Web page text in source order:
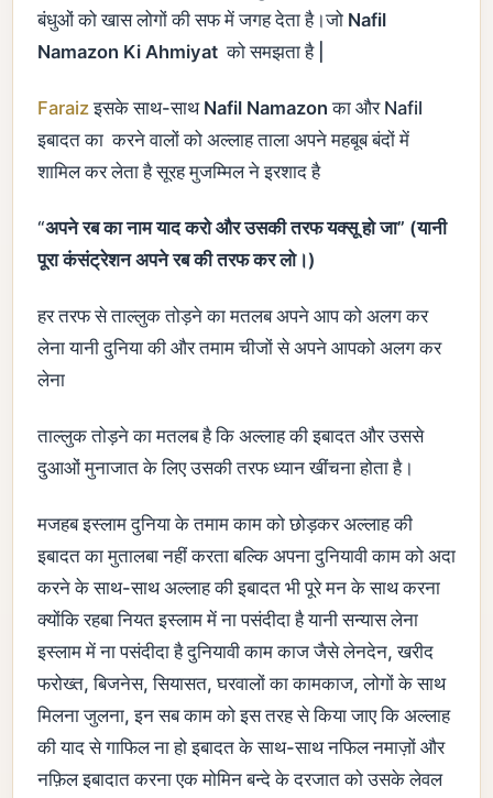
बंधुओं को खास लोगों की सफ में जगह देता है।जो Nafil
Namazon Ki Ahmiyatको समझता है |
Faraiz इसके साथ-साथ Nafil Namazon का और Nafil
इबादत का करने वालों को अल्लाह ताला अपने महबूब बंदों में
शामिल कर लेता है सूरह मुजम्मिल ने इरशाद है
“अपने रब का नाम याद करो और उसकी तरफ यक्सू हो जा” (यानी
पूरा कंसंट्रेशन अपने रब की तरफ कर लो।)
हर तरफ से ताल्लुक तोड़ने का मतलब अपने आप को अलग कर
लेना यानी दुनिया की और तमाम चीजों से अपने आपको अलग कर
लेना
ताल्लुक तोड़ने का मतलब है कि अल्लाह की इबादत और उससे
दुआओं मुनाजात के लिए उसकी तरफ ध्यान खींचना होता है।
मजहब इस्लाम दुनिया के तमाम काम को छोड़कर अल्लाह की
इबादत का मुतालबा नहीं करता बल्कि अपना दुनियावी काम को अदा
करने के साथ-साथ अल्लाह की इबादत भी पूरे मन के साथ करना
क्योंकि रहबा नियत इस्लाम में ना पसंदीदा है यानी सन्यास लेना
इस्लाम में ना पसंदीदा है दुनियावी काम काज जैसे लेनदेन, खरीद
फरोख्त, बिजनेस, सियासत, घरवालों का कामकाज, लोगों के साथ
मिलना जुलना, इन सब काम को इस तरह से किया जाए कि अल्लाह
की याद से गाफिल ना हो इबादत के साथ-साथ नफिल नमाज़ों और
नफ़िल इबादात करना एक मोमिन बन्दे के दरजात को उसके लेवल